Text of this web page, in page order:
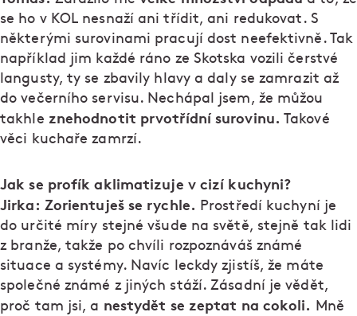
se ho v KOL nesnaží ani třídit, ani redukovat. S
některými surovinami pracují dost neefektivně. Tak
například jim každé ráno ze Skotska vozili čerstvé
langusty, ty se zbavily hlavy a daly se zamrazit až
do večerního servisu. Nechápal jsem, že můžou
takhle znehodnotit prvotřídní surovinu. Takové
věci kuchaře zamrzí.
Jak se profík aklimatizuje v cizí kuchyni?
Jirka: Zorientuješ se rychle. Prostředí kuchyní je
do určité míry stejné všude na světě, stejně tak lidi
z branže, takže po chvíli rozpoznáváš známé
situace a systémy. Navíc leckdy zjistíš, že máte
společné známé z jiných stáží. Zásadní je vědět,
proč tam jsi, a nestydět se zeptat na cokoli.
Mně